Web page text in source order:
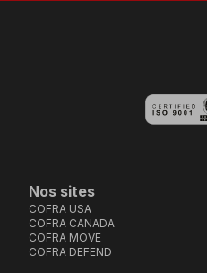
Nos sites
COFRA USA
COFRA CANADA
COFRA MOVE
COFRA DEFEND